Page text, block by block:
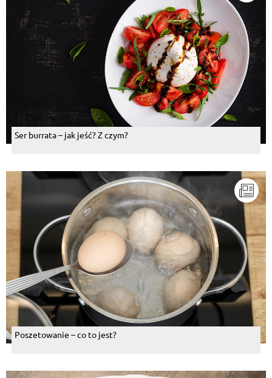
Ser burrata – jak jeść? Z czym?
Poszetowanie – co to jest?